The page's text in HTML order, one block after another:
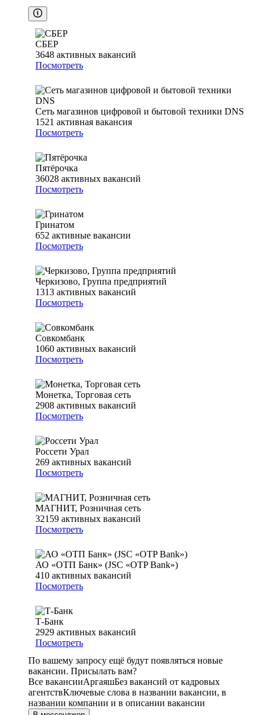
СБЕР
3648 активных вакансий
Посмотреть
Сеть магазинов цифровой и бытовой техники DNS
1521 активная вакансия
Посмотреть
Пятёрочка
36028 активных вакансий
Посмотреть
Гринатом
652 активные вакансии
Посмотреть
Черкизово, Группа предприятий
1313 активных вакансий
Посмотреть
Совкомбанк
1060 активных вакансий
Посмотреть
Монетка, Торговая сеть
2908 активных вакансий
Посмотреть
Россети Урал
269 активных вакансий
Посмотреть
МАГНИТ, Розничная сеть
32159 активных вакансий
Посмотреть
АО «ОТП Банк» (JSC «OTP Bank»)
410 активных вакансий
Посмотреть
Т-Банк
2929 активных вакансий
Посмотреть
По вашему запросу ещё будут появляться новые
вакансии. Присылать вам?
Все вакансииАргаяшБез вакансий от кадровых
агентствКлючевые слова в названии вакансии, в
названии компании и в описании вакансии